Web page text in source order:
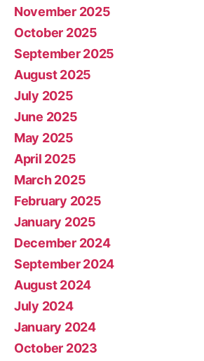
November 2025
October 2025
September 2025
August 2025
July 2025
June 2025
May 2025
April 2025
March 2025
February 2025
January 2025
December 2024
September 2024
August 2024
July 2024
January 2024
October 2023